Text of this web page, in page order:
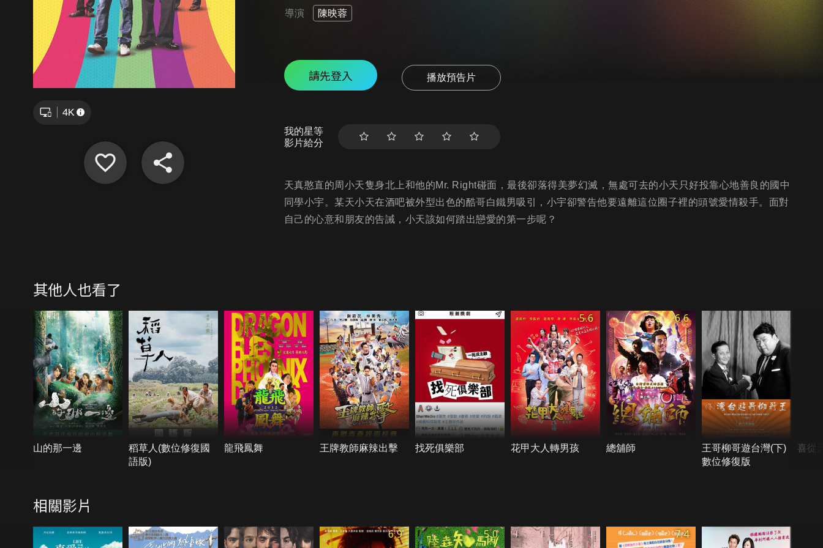
導演 陳映蓉
請先登入 播放預告片
我的星等
影片給分
天真憨直的周小天隻身北上和他的Mr. Right碰面，最後卻落得美夢幻滅，無處可去的小天只好投靠心地善良的國中
同學小宇。某天小天在酒吧被外型出色的酷哥白鐵男吸引，小宇卻警告他要遠離這位圈子裡的頭號愛情殺手。面對
自己的心意和朋友的告誡，小天該如何踏出戀愛的第一步呢？
其他人也看了
山的那一邊
稻草人(數位修復國
語版)
龍飛鳳舞 王牌教師麻辣出擊 找死俱樂部
5.6
花甲大人轉男孩
6.6
總舖師
王哥柳哥遊台灣(下)
數位修復版
喜從
相關影片
6.9 5.0 7.4